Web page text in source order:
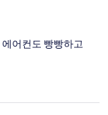
어컨도 빵빵하고